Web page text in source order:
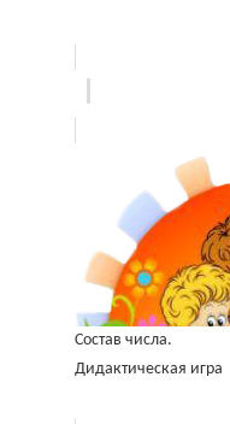
Состав числа.
Дидактическая игра